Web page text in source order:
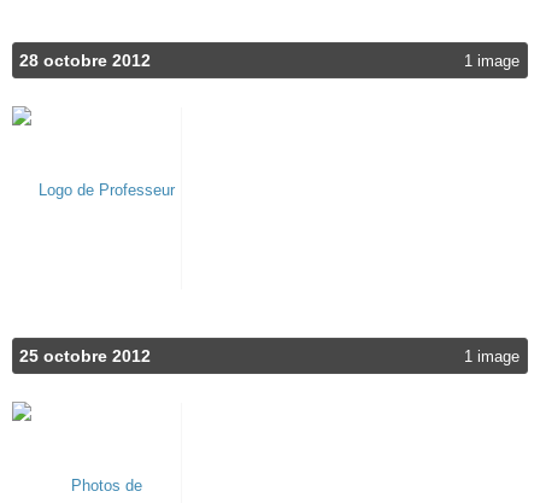
28 octobre 2012 1 image
25 octobre 2012 1 image